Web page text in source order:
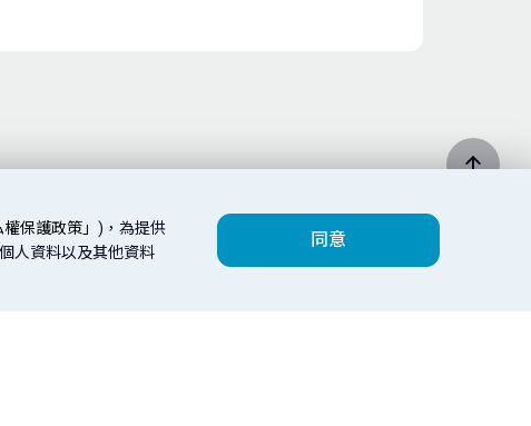
權保護政策」 )，為提供
人資料以及其他資料
同意